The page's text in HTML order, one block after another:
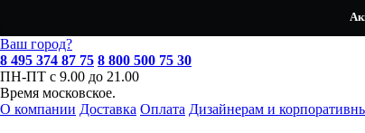
Ваш город?
8 495 374 87 75 8 800 500 75 30
ПН-ПТ с 9.00 до 21.00
Время московское.
О компании Доставка Оплата Дизайнерам и